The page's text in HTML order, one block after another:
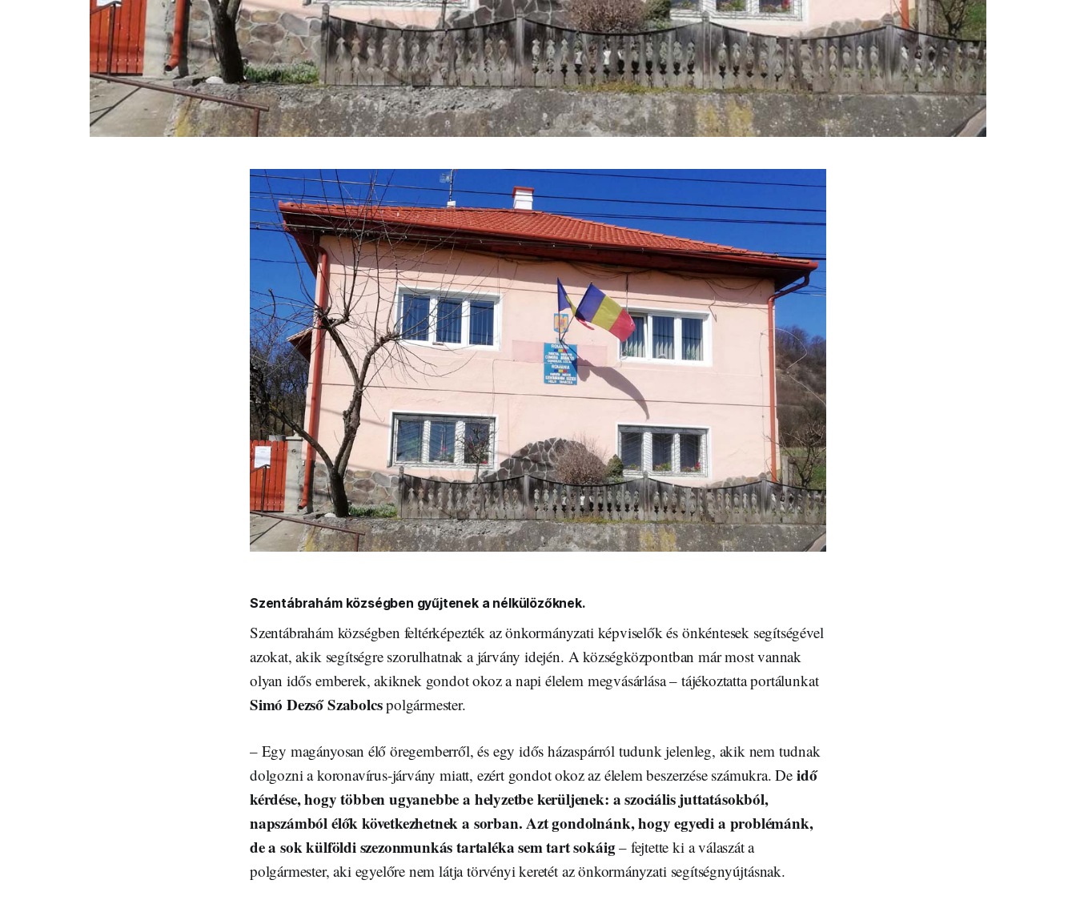
Szentábrahám községben gyűjtenek a nélkülözőknek.
Szentábrahám községben feltérképezték az önkormányzati képviselők és önkéntesek segítségével
azokat, akik segítségre szorulhatnak a járvány idején. A községközpontban már most vannak
olyan idős emberek, akiknek gondot okoz a napi élelem megvásárlása – tájékoztatta portálunkat
Simó Dezső Szabolcspolgármester.
– Egy magányosan élő öregemberről, és egy idős házaspárról tudunk jelenleg, akik nem tudnak
dolgozni a koronavírus-járvány miatt, ezért gondot okoz az élelem beszerzése számukra. De idő
kérdése, hogy többen ugyanebbe a helyzetbe kerüljenek: a szociális juttatásokból,
napszámból élők következhetnek a sorban. Azt gondolnánk, hogy egyedi a problémánk,
de a sok külföldi szezonmunkás tartaléka sem tart sokáig– fejtette ki a válaszát a
polgármester, aki egyelőre nem látja törvényi keretét az önkormányzati segítségnyújtásnak.